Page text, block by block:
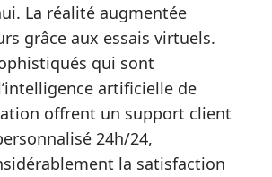
La réalité augmentée
grâce aux essais virtuels.
qui sont
artificielle de
offrent un support client
24h/24,
la satisfaction